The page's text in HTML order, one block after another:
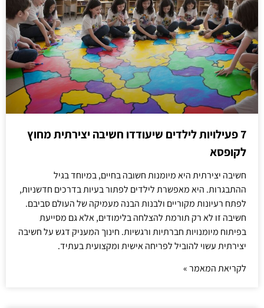
7 פעילויות לילדים שיעודדו חשיבה יצירתית מחוץ
לקופסא
חשיבה יצירתית היא מיומנות חשובה בחיים, במיוחד בגיל
ההתבגרות. היא מאפשרת לילדים לפתור בעיות בדרכים חדשניות,
לפתח רעיונות מקוריים ולבנות הבנה מעמיקה של העולם סביבם.
חשיבה זו לא רק תורמת להצלחה בלימודים, אלא גם מסייעת
בפיתוח מיומנויות חברתיות ורגשיות. חינוך המעניק דגש על חשיבה
יצירתית עשוי להוביל לפריחה אישית ומקצועית בעתיד.
לקריאת המאמר »